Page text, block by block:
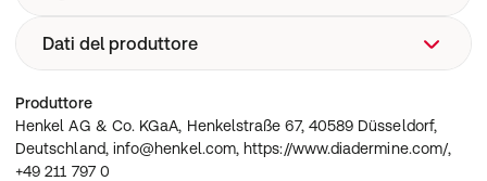
Ingredientes: aqua, carbomer, ceteareth-12, cetearyl
propylparaben, sorbitol, taurine, tocopheryl acetate,
triceteareth-4 phosphate, trisodium dicarboxymethyl
alaninate, xanthan gum.
Dati del produttore
Henkel AG & Co. KGaA, Henkelstraße 67, 40589
Düsseldorf, Deutschland, info@henkel.com,
https://www.diadermine.com/, +49 211 797 0
Produttore
Henkel AG & Co. KGaA, Henkelstraße 67, 40589 Düsseldorf,
Deutschland, info@henkel.com, https://www.diadermine.com/,
+49 211 797 0